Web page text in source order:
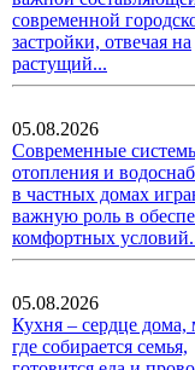
современной
застройки, отвечая на
растущий...
05.08.2026
Современные
отопления и
в частных домах
важную роль в
комфортных
05.08.2026
Кухня – сердце дома,
где собирается семья,